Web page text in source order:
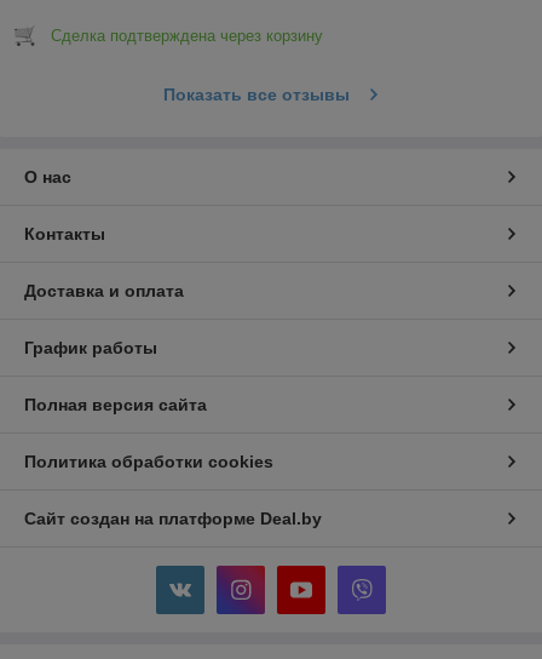
Сделка подтверждена через корзину
Показать все отзывы
О нас
Контакты
Доставка и оплата
График работы
Полная версия сайта
Политика обработки cookies
Сайт создан на платформе Deal.by